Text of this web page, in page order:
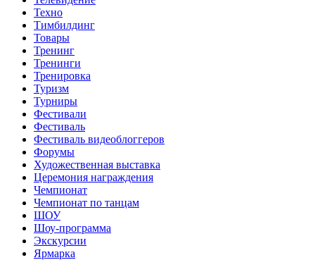
Техно
Тимбилдинг
Товары
Тренинг
Тренинги
Тренировка
Туризм
Турниры
Фестивали
Фестиваль
Фестиваль видеоблоггеров
Форумы
Художественная выставка
Церемония награждения
Чемпионат
Чемпионат по танцам
ШОУ
Шоу-программа
Экскурсии
Ярмарка